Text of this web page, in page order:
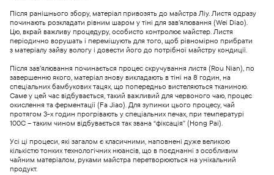
Після ранішнього збору, матеріал привозять до майстра Ліу. Листя одразу
починають розкладати рівним шаром у тіні для зав’ялювання (Wei Diao).
Цю, вкрай важливу процедуру, особисто контролює майстер. Листя
періодично ворушать і перемішують для того, щоб рівномірно прибрати
з матеріалу зайву вологу і довести його до потрібної майстру кондиції.
Після зав’ялювання починається процес скручування листя (Rou Nian), по
завершенню якого, матеріал знову викладають в тіні на 8 годин, на
спеціальних бамбукових тацях, що попередньо вистеляються тканиною.
Саме у цей час відбувається, такий важливий для червоного чаю, процес
окислення та ферментації (Fa Jiao). Для зупинки цього процесу, чай
протягом 3-х годин прогрівають у спеціальних печах, при температурі
100С – таким чином відбувається так звана “фіксація” (Hong Pai).
Усі ці процеси, які загалом є класичними, наповнені дуже великою
кількістю тонких технологічних нюансів, що в поєднанні з особливим
чайним матеріалом, руками майстра перетворюються на унікальний
продукт.